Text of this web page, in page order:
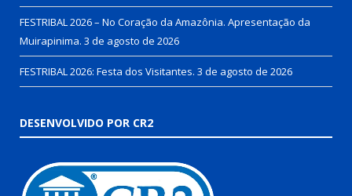
FESTRIBAL 2026 – No Coração da Amazônia. Apresentação da
Muirapinima. 3 de agosto de 2026
FESTRIBAL 2026: Festa dos Visitantes. 3 de agosto de 2026
DESENVOLVIDO POR CR2